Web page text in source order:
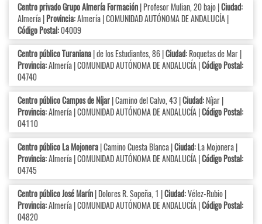
Centro privado Grupo Almería Formación| Profesor Mulian, 20 bajo |Ciudad:
Almería |Provincia:Almería | COMUNIDAD AUTÓNOMA DE ANDALUCÍA |
Código Postal:04009
Centro público Turaniana| de los Estudiantes, 86 |Ciudad:Roquetas de Mar |
Provincia:Almería | COMUNIDAD AUTÓNOMA DE ANDALUCÍA |Código Postal:
04740
Centro público Campos de Níjar| Camino del Calvo, 43 |Ciudad:Níjar |
Provincia:Almería | COMUNIDAD AUTÓNOMA DE ANDALUCÍA |Código Postal:
04110
Centro público La Mojonera| Camino Cuesta Blanca |Ciudad:La Mojonera |
Provincia:Almería | COMUNIDAD AUTÓNOMA DE ANDALUCÍA |Código Postal:
04745
Centro público José Marín| Dolores R. Sopeña, 1 |Ciudad:Vélez-Rubio |
Provincia:Almería | COMUNIDAD AUTÓNOMA DE ANDALUCÍA |Código Postal:
04820